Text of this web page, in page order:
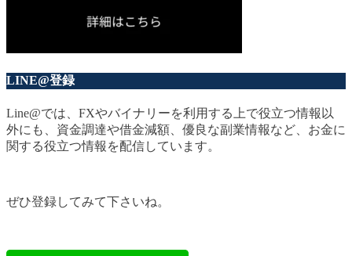
LINE@登録
Line@では、FXやバイナリーを利用する上で役立つ情報以
外にも、資金調達や借金減額、優良な副業情報など、お金に
関する役立つ情報を配信しています。
ぜひ登録してみて下さいね。